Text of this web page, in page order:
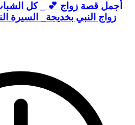
أجمل قصة زواج 💕 _ كل
زواج النبي بخديجة_ السيرة النبوية ( 7 )_ م